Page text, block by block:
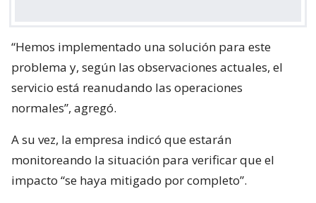
“Hemos implementado una solución para este
problema y, según las observaciones actuales, el
servicio está reanudando las operaciones
normales”, agregó.
A su vez, la empresa indicó que estarán
monitoreando la situación para verificar que el
impacto “se haya mitigado por completo”.